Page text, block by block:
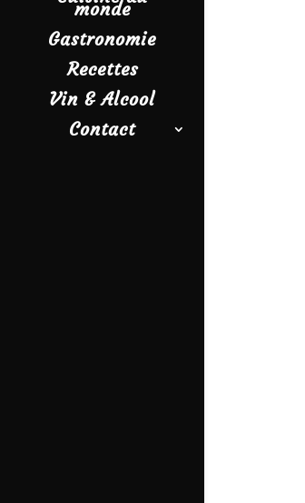
monde
Gastronomie
Recettes
Vin & Alcool
Contact